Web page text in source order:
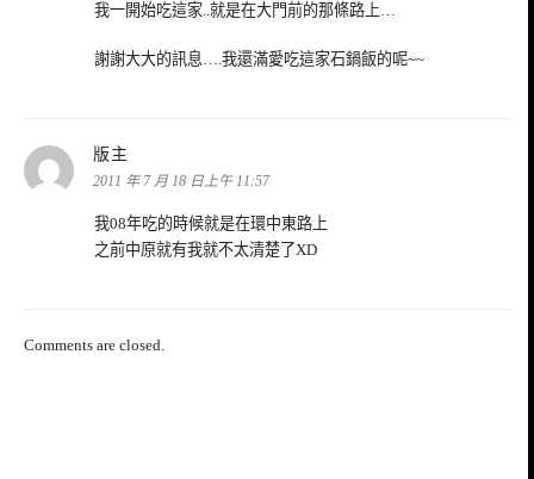
我一開始吃這家..就是在大門前的那條路上…
謝謝大大的訊息….我還滿愛吃這家石鍋飯的呢~~
版主
示:
2011 年 7 月 18 日上午 11:57
我08年吃的時候就是在環中東路上
之前中原就有我就不太清楚了XD
Comments are closed.